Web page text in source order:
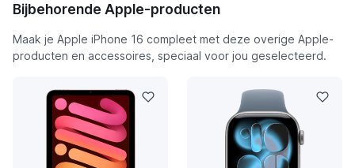
Bijbehorende Apple-producten
Maak je Apple iPhone 16 compleet met deze overige Apple-
producten en accessoires, speciaal voor jou geselecteerd.